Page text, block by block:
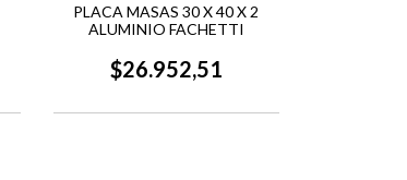
PLACA MASAS 30 X 40 X 2
ALUMINIO FACHETTI
$26.952,51